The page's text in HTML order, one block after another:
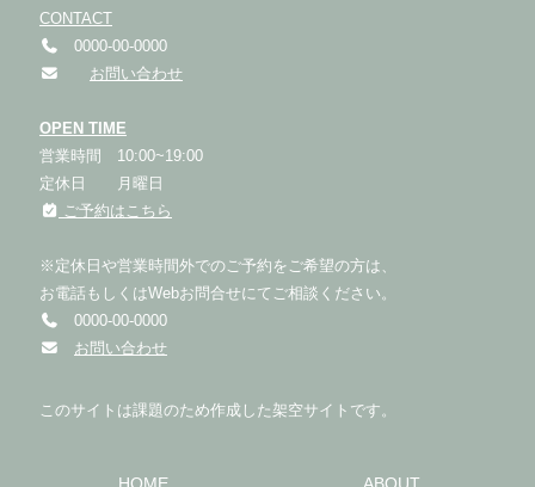
CONTACT
0000-00-0000
お問い合わせ
OPEN TIME
営業時間 10:00~19:00
定休日 月曜日
ご予約はこちら
※定休日や営業時間外でのご予約をご希望の方は、
お電話もしくはWebお問合せにてご相談ください。
0000-00-0000
お問い合わせ
このサイトは課題のため作成した架空サイトです。